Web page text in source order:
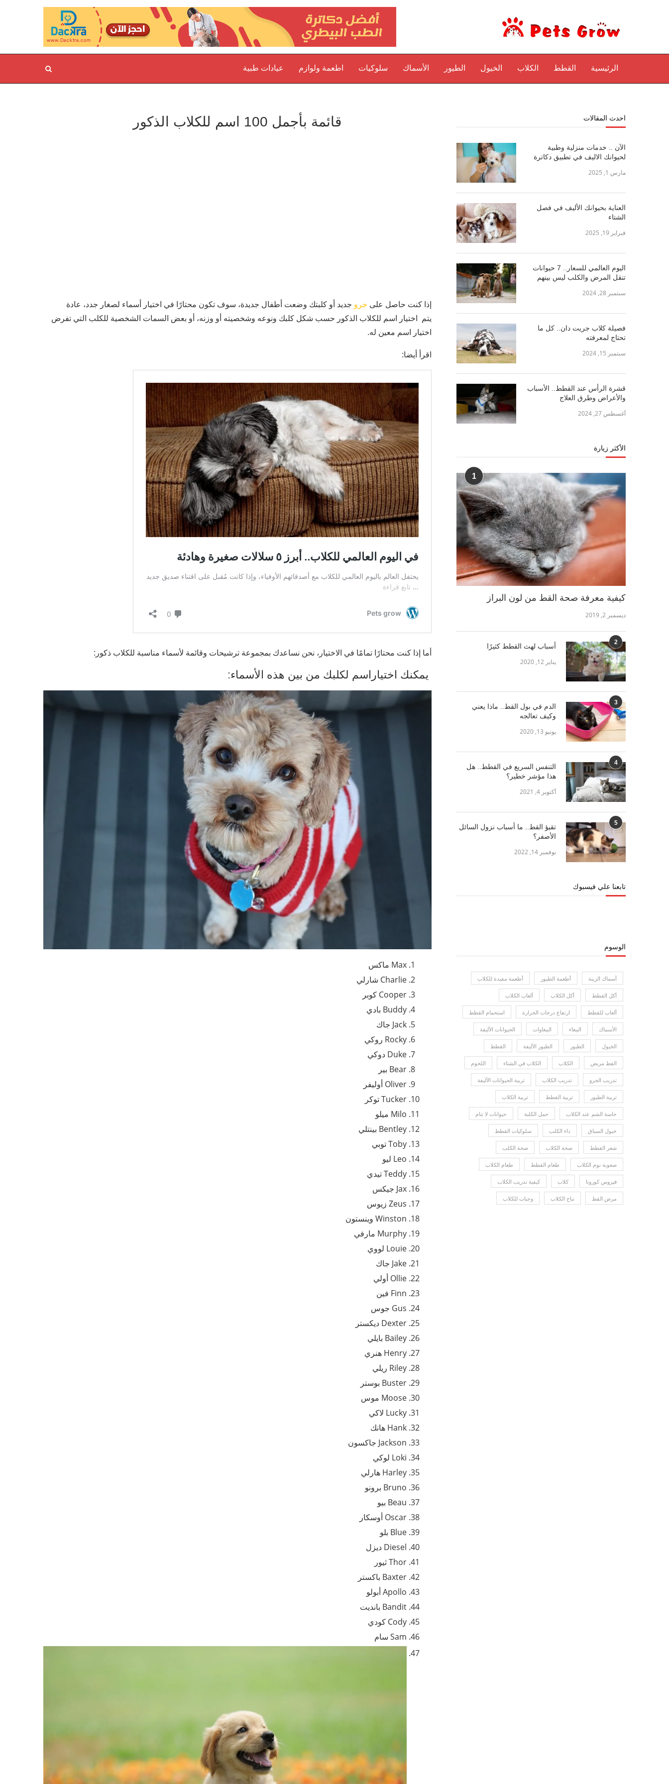
الرئيسية القطط الكلاب الخيول الطيور الأسماك سلوكيات اطعمة ولوازم عيادات طبية
قائمة بأجمل 100 اسم للكلاب الذكور
إذا كنت حاصل على جرو جديد أو كلبتك وضعت أطفال جديدة، سوف تكون محتارًا في اختيار أسماء لصغار جدد، عادة
يتم اختيار اسم للكلاب الذكور حسب شكل كلبك ونوعه وشخصيته أو وزنه، أو بعض السمات الشخصية للكلب التي تفرض
اختيار اسم معين له.
اقرأ أيضا:
أما إذا كنت محتارًا تمامًا في الاختيار، نحن نساعدك بمجموعة ترشيحات وقائمة لأسماء مناسبة للكلاب ذكور:
يمكنك اختياراسم لكلبك من بين هذه الأسماء:
Max ماكس
Charlie شارلي
Cooper كوبر
Buddy بادي
Jack جاك
Rocky روكي
Duke دوكي
Bear بير
Oliver أوليفر
Tucker توكر
Milo ميلو
Bentley بينتلي
Toby توبي
Leo ليو
Teddy تيدي
Jax جيكس
Zeus زيوس
Winston وينستون
Murphy مارفي
Louie لووي
Jake جاك
Ollie أولي
Finn فين
Gus جوس
Dexter ديكستر
Bailey بايلي
Henry هنري
Riley ريلي
Buster بوستر
Moose موس
Lucky لاكي
Hank هانك
Jackson جاكسون
Loki لوكي
Harley هارلي
Bruno برونو
Beau بيو
Oscar أوسكار
Blue بلو
Diesel ديزل
Thor ثيور
Baxter باكستر
Apollo أبولو
Bandit بانديت
Cody كودي
Sam سام
احدث المقالات
الآن .. خدمات منزلية وطبية
لحيوانك الاليف في تطبيق دكاترة
مارس 1, 2025
العناية بحيوانك الأليف في فصل
الشتاء
فبراير 19, 2025
اليوم العالمي للسعار.. 7 حيوانات
تنقل المرض والكلب ليس بينهم
سبتمبر 28, 2024
فصيلة كلاب جريت دان.. كل ما
تحتاج لمعرفته
سبتمبر 15, 2024
قشرة الرأس عند القطط.. الأسباب
والأعراض وطرق العلاج
أغسطس 27, 2024
الأكثر زيارة
1
كيفية معرفة صحة القط من لون البراز
ديسمبر 2, 2019
2 أسباب لهث القطط كثيرًا
يناير 12, 2020
3
الدم في بول القط.. ماذا يعني
وكيف تعالجه
يونيو 13, 2020
4
التنفس السريع في القطط.. هل
هذا مؤشر خطير؟
أكتوبر 4, 2021
5
تقيؤ القط.. ما أسباب نزول السائل
الأصفر؟
نوفمبر 14, 2022
تابعنا علي فيسبوك
الوسوم
أسماك الزينة أطعمة الطيور أطعمة مفيدة للكلاب
أكل القطط أكل الكلاب ألعاب الكلاب
ألعاب للقطط ارتفاع درجات الحرارة استحمام القطط
الأسماك الببغاء الببغاوات الحيوانات الأليفة
الخيول الطيور الطيور الأليفة القطط
القط مريض الكلاب الكلاب في الشتاء اللحوم
تدريب الجرو تدريب الكلاب تربية الحيوانات الأليفة
تربية الطيور تربية القطط تربية الكلاب
حاسة الشم عند الكلاب حمل الكلبة حيوانات لا تنام
خيول السباق داء الكلب سلوكيات القطط
شعر القطط صحة الكلاب صحة الكلب
صعوبة نوم الكلاب طعام القطط طعام الكلاب
فيروس كورونا كلاب كيفية تدريب الكلاب
مرض القط نباح الكلاب وجبات للكلاب